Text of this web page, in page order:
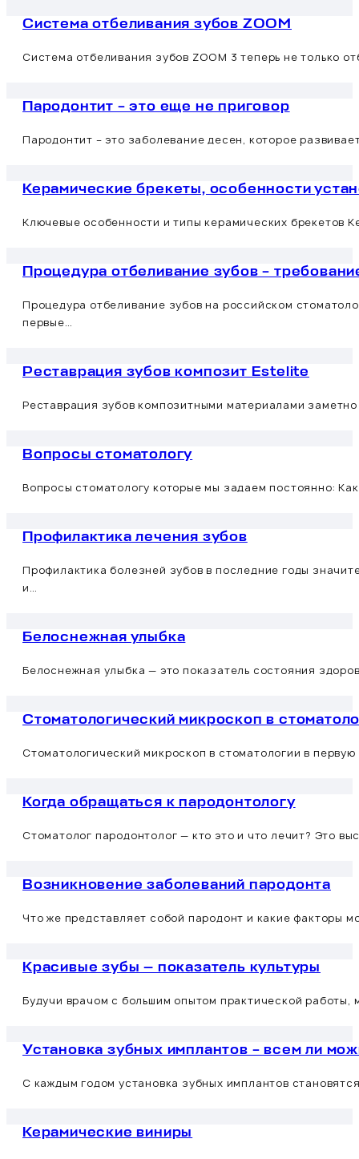
Система отбеливания зубов ZOOM
Система отбеливания зубов ZOOM 3 теперь не только
Пародонтит – это еще не приговор
Пародонтит – это заболевание десен, которое
Керамические брекеты, особенности
Ключевые особенности и типы керамических брекетов
Процедура отбеливание зубов –
Процедура отбеливание зубов на российском
первые…
Реставрация зубов композит Estelite
Реставрация зубов композитными материалами
Вопросы стоматологу
Вопросы стоматологу которые мы задаем постоянно:
Профилактика лечения зубов
Профилактика болезней зубов в последние годы
и…
Белоснежная улыбка
Белоснежная улыбка — это показатель состояния
Стоматологический микроскоп в
Стоматологический микроскоп в стоматологии в
Когда обращаться к пародонтологу
Стоматолог пародонтолог — кто это и что лечит? Это
Возникновение заболеваний пародонта
Что же представляет собой пародонт и какие факторы
Красивые зубы — показатель культуры
Будучи врачом с большим опытом практической работы,
Установка зубных имплантов – всем ли
С каждым годом установка зубных имплантов
Керамические виниры